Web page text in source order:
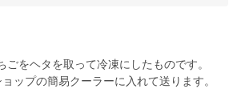
ごをヘタを取って冷凍にしたものです。